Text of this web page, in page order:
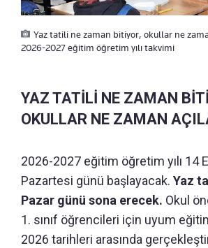
Yaz tatili ne zaman bitiyor, okullar ne
2026-2027 eğitim öğretim yılı takvimi
YAZ TATİLİ NE ZAMAN
OKULLAR NE ZAMAN
2026-2027 eğitim öğretim yılı 14
Pazartesi günü başlayacak. Yaz
Pazar günü sona erecek. Okul
1. sınıf öğrencileri için uyum
2026 tarihleri arasında